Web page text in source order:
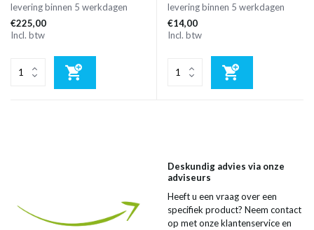
levering binnen 5 werkdagen
€225,00
Incl. btw
levering binnen 5 werkdagen
€14,00
Incl. btw
Deskundig advies via onze
adviseurs
Heeft u een vraag over een
specifiek product? Neem contact
op met onze klantenservice en